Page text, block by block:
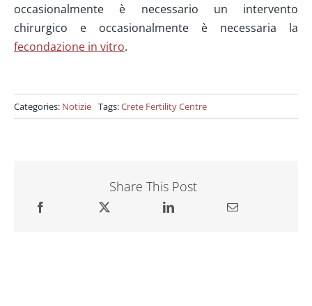
occasionalmente è necessario un intervento
chirurgico e occasionalmente è necessaria la
fecondazione in vitro.
Categories: Notizie Tags:Crete Fertility Centre
Share This Post